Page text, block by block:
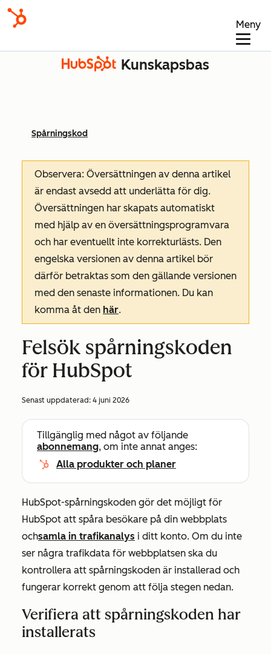
Meny
Kunskapsbas
Spårningskod
Observera: Översättningen av denna artikel
är endast avsedd att underlätta för dig.
Översättningen har skapats automatiskt
med hjälp av en översättningsprogramvara
och har eventuellt inte korrekturlästs. Den
engelska versionen av denna artikel bör
därför betraktas som den gällande versionen
med den senaste informationen. Du kan
komma åt den här.
Felsök spårningskoden
för HubSpot
Senast uppdaterad: 4 juni 2026
Tillgänglig med något av följande
abonnemang, om inte annat anges:
Alla produkter och planer
HubSpot-spårningskoden gör det möjligt för
HubSpot att spåra besökare på din webbplats
ochsamla in trafikanalys i ditt konto. Om du inte
ser några trafikdata för webbplatsen ska du
kontrollera att spårningskoden är installerad och
fungerar korrekt genom att följa stegen nedan.
Verifiera att spårningskoden har
installerats